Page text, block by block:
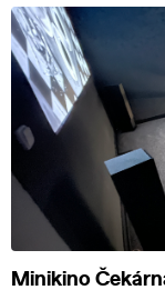
Minikino